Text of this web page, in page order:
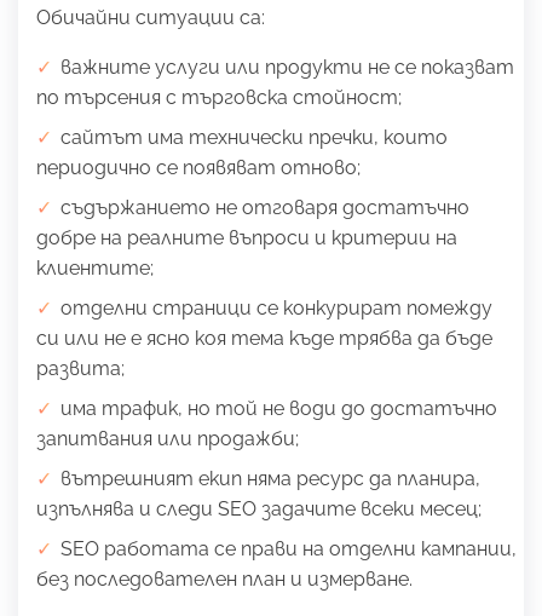
Обичайни ситуации са:
важните услуги или продукти не се показват
по търсения с търговска стойност;
сайтът има технически пречки, които
периодично се появяват отново;
съдържанието не отговаря достатъчно
добре на реалните въпроси и критерии на
клиентите;
отделни страници се конкурират помежду
си или не е ясно коя тема къде трябва да бъде
развита;
има трафик, но той не води до достатъчно
запитвания или продажби;
вътрешният екип няма ресурс да планира,
изпълнява и следи SEO задачите всеки месец;
SEO работата се прави на отделни кампании,
без последователен план и измерване.